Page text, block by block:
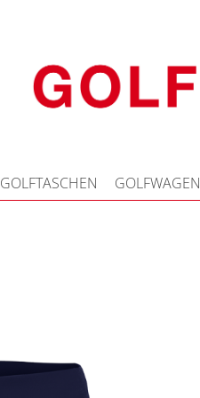
GOLFTASCHEN GOLFWAGEN